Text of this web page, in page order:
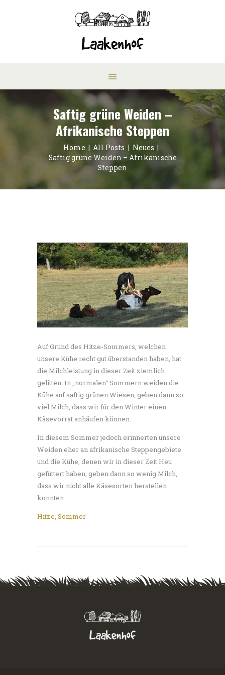
Saftig grüne Weiden –
Afrikanische Steppen
Home All Posts
Neues
Saftig grüne Weiden – Afrikanische
Steppen
Auf Grund des Hitze-Sommers, welchen
unsere Kühe recht gut überstanden haben, hat
die Milchleistung in dieser Zeit ziemlich
gelitten. In „normalen“ Sommern weiden die
Kühe auf saftig grünen Wiesen, geben dann so
viel Milch, dass wir für den Winter einen
Käsevorrat anhäufen können.
In diesem Sommer jedoch erinnerten unsere
Weiden eher an afrikanische Steppengebiete
und die Kühe, denen wir in dieser Zeit Heu
gefüttert haben, geben dann so wenig Milch,
dass wir nicht alle Käsesorten herstellen
konnten.
Hitze, Sommer